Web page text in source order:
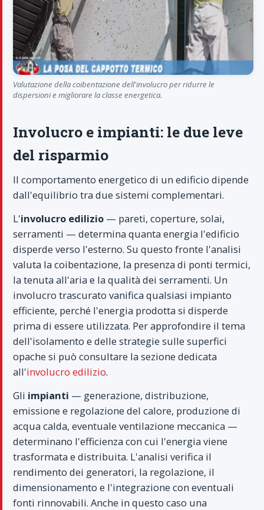
Valutazione della coibentazione dell'involucro per ridurre le
dispersioni e migliorare la classe energetica.
Involucro e impianti: le due leve
del risparmio
Il comportamento energetico di un edificio dipende
dall'equilibrio tra due sistemi complementari.
L'involucro edilizio — pareti, coperture, solai,
serramenti — determina quanta energia l'edificio
disperde verso l'esterno. Su questo fronte l'analisi
valuta la coibentazione, la presenza di ponti termici,
la tenuta all'aria e la qualità dei serramenti. Un
involucro trascurato vanifica qualsiasi impianto
efficiente, perché l'energia prodotta si disperde
prima di essere utilizzata. Per approfondire il tema
dell'isolamento e delle strategie sulle superfici
opache si può consultare la sezione dedicata
all'involucro edilizio.
Gli impianti — generazione, distribuzione,
emissione e regolazione del calore, produzione di
acqua calda, eventuale ventilazione meccanica —
determinano l'efficienza con cui l'energia viene
trasformata e distribuita. L'analisi verifica il
rendimento dei generatori, la regolazione, il
dimensionamento e l'integrazione con eventuali
fonti rinnovabili. Anche in questo caso una